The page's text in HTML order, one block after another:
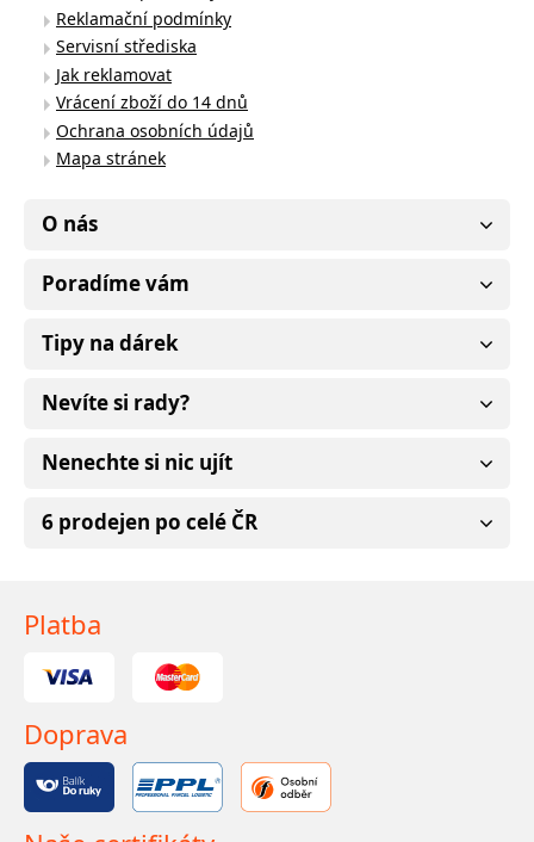
Reklamační podmínky
Servisní střediska
Jak reklamovat
Vrácení zboží do 14 dnů
Ochrana osobních údajů
Mapa stránek
O nás
Poradíme vám
Tipy na dárek
Nevíte si rady?
Nenechte si nic ujít
6 prodejen po celé ČR
Platba
Doprava